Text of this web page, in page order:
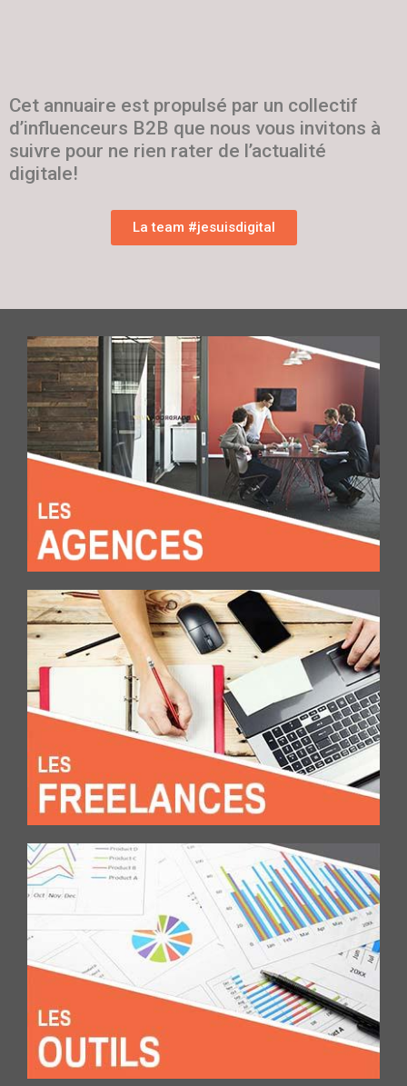
Cet annuaire est propulsé par un collectif
d’influenceurs B2B que nous vous invitons à
suivre pour ne rien rater de l’actualité
digitale!
La team #jesuisdigital